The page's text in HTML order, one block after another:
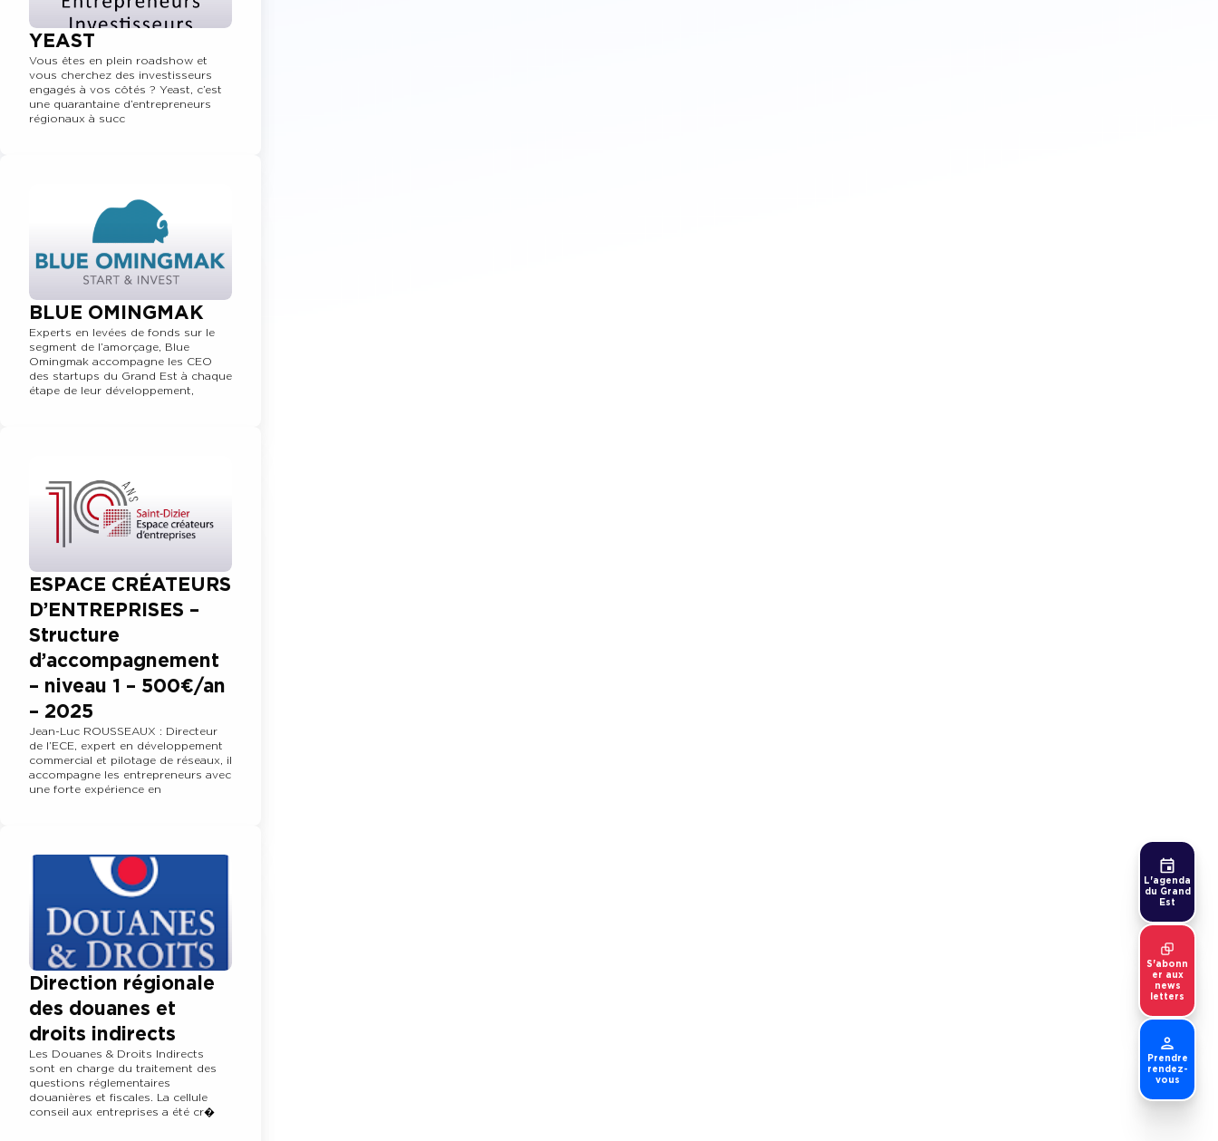
YEAST
Vous êtes en plein roadshow et
vous cherchez des investisseurs
engagés à vos côtés ? Yeast, c’est
une quarantaine d’entrepreneurs
régionaux à succ
BLUE OMINGMAK
Experts en levées de fonds sur le
segment de l’amorçage, Blue
Omingmak accompagne les CEO
des startups du Grand Est à chaque
étape de leur développement,
ESPACE CRÉATEURS
D’ENTREPRISES –
Structure
d’accompagnement
– niveau 1 – 500€/an
– 2025
Jean-Luc ROUSSEAUX : Directeur
de l’ECE, expert en développement
commercial et pilotage de réseaux, il
accompagne les entrepreneurs avec
une forte expérience en
Direction régionale
des douanes et
droits indirects
Les Douanes & Droits Indirects
sont en charge du traitement des
questions réglementaires
douanières et fiscales. La cellule
conseil aux entreprises a été cr�
L'agenda
du Grand
Est
S'abonn
er aux
news
letters
Prendre
rendez-
vous